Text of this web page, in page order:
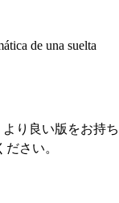
de una suelta
り良い版をお持ち
さい。